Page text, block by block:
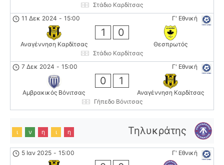
Στάδιο Καρδίτσας
Γ' Εθνική
11 Δεκ 2024 - 15:00
Αναγέννηση Καρδίτσας
1 0
Θεσπρωτός
Στάδιο Καρδίτσας
Γ' Εθνική
7 Δεκ 2024 - 15:00
Αμβρακικός Βόνιτσας
0 1
Αναγέννηση Καρδίτσας
Γήπεδο Βόνιτσας
Τηλυκράτης
ι ν η ι η
Γ' Εθνική
5 Ιαν 2025 - 15:00